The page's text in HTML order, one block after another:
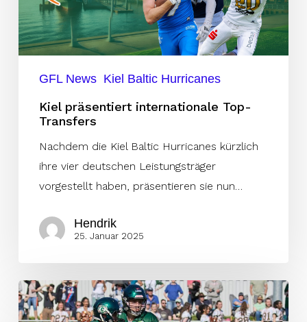
GFL News Kiel Baltic Hurricanes
Kiel präsentiert internationale Top-
Transfers
Nachdem die Kiel Baltic Hurricanes kürzlich
ihre vier deutschen Leistungsträger
vorgestellt haben, präsentieren sie nun…
Hendrik
25. Januar 2025
Lorenz
Rotermund